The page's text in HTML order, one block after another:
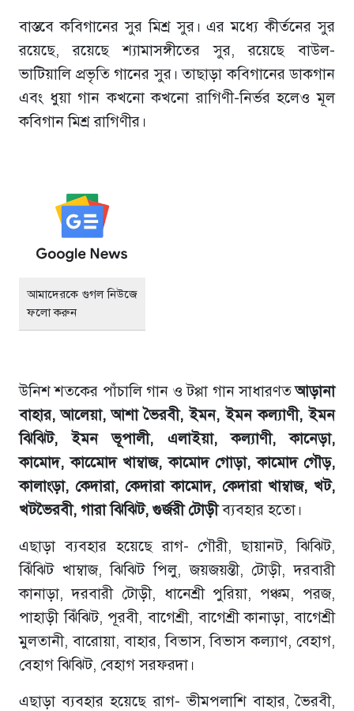
বাস্তবে কবিগানের সুর মিশ্র সুর। এর মধ্যে কীর্তনের সুর
রয়েছে, রয়েছে শ্যামাসঙ্গীতের সুর, রয়েছে বাউল-
ভাটিয়ালি প্রভৃতি গানের সুর। তাছাড়া কবিগানের ডাকগান
এবং ধুয়া গান কখনো কখনো রাগিণী-নির্ভর হলেও মূল
কবিগান মিশ্র রাগিণীর।
আমাদেরকে গুগল নিউজে
ফলো করুন
উনিশ শতকের পাঁচালি গান ও টপ্পা গান সাধারণতআড়ানা
বাহার, আলেয়া, আশা ভৈরবী, ইমন, ইমন কল্যাণী, ইমন
ঝিঝিট, ইমন ভূপালী, এলাইয়া, কল্যাণী, কানেড়া,
কামোদ, কামোেদ খাম্বাজ, কামোদ গোড়া, কামোদ গৌড়,
কালাংড়া, কেদারা, কেদারা কামোদ, কেদারা খাম্বাজ, খট,
খটভৈরবী, গারা ঝিঝিট, গুর্জরী টোড়ীব্যবহার হতো।
এছাড়া ব্যবহার হয়েছে রাগ- গৌরী, ছায়ানট, ঝিঝিট,
ঝিঁঝিট খাম্বাজ, ঝিঝিট পিলু, জয়জয়ন্তী, টোড়ী, দরবারী
কানাড়া, দরবারী টোড়ী, ধানেশ্রী পুরিয়া, পঞ্চম, পরজ,
পাহাড়ী ঝিঁঝিট, পূরবী, বাগেশ্রী, বাগেশ্রী কানাড়া, বাগেশ্রী
মুলতানী, বারোয়া, বাহার, বিভাস, বিভাস কল্যাণ, বেহাগ,
বেহাগ ঝিঝিট, বেহাগ সরফরদা।
এছাড়া ব্যবহার হয়েছে রাগ- ভীমপলাশি বাহার, ভৈরবী,